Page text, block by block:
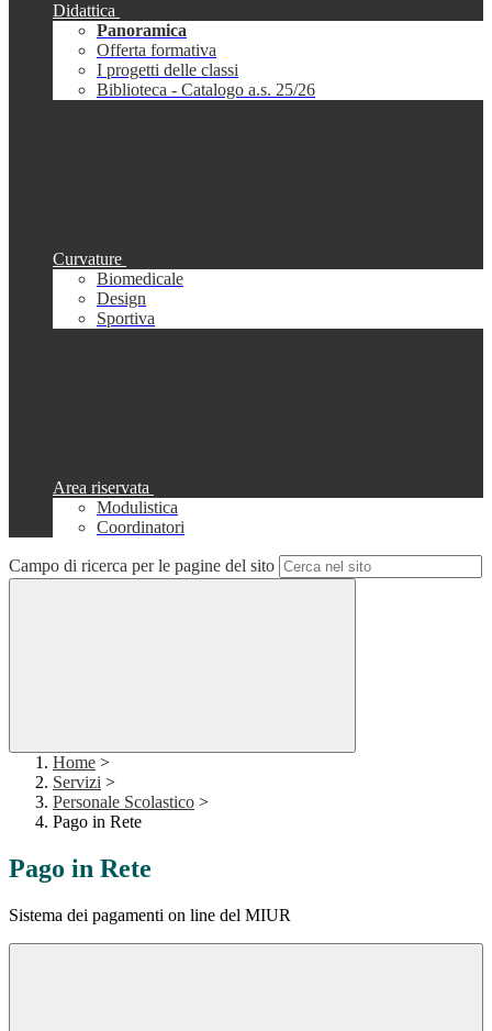
Didattica
Panoramica
Offerta formativa
I progetti delle classi
Biblioteca - Catalogo a.s. 25/26
Curvature
Biomedicale
Design
Sportiva
Area riservata
Modulistica
Coordinatori
Campo di ricerca per le pagine del sito
Home >
Servizi >
Personale Scolastico >
Pago in Rete
Pago in Rete
Sistema dei pagamenti on line del MIUR